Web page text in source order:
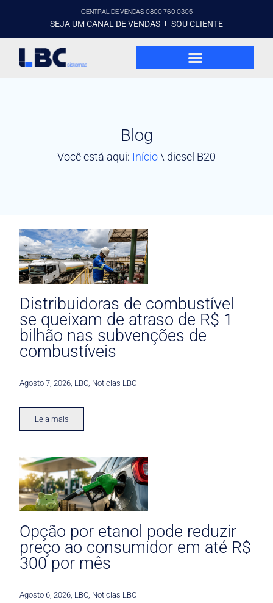
CENTRAL DE VENDAS 0800 760 0305
SEJA UM CANAL DE VENDAS SOU CLIENTE
Blog
Você está aqui: Início\ diesel B20
Distribuidoras de combustível
se queixam de atraso de R$ 1
bilhão nas subvenções de
combustíveis
Agosto 7, 2026 LBC Noticias LBC
Leia mais
Opção por etanol pode reduzir
preço ao consumidor em até R$
300 por mês
Agosto 6, 2026 LBC Noticias LBC